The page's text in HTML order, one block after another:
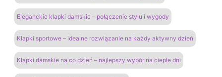
Eleganckie klapki damskie – połączenie stylu i wygody
Klapki sportowe – idealne rozwiązanie na każdy aktywny dzień
Klapki damskie na co dzień – najlepszy wybór na ciepłe dni